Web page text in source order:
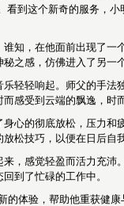
看到这个新奇的服务，
知，在他面前出现了
之感，仿佛进入了另一
轻轻响起。师父的手法
感受到云端的飘逸，时
心的彻底放松，压力
松技巧，以便在日后自
，感觉轻盈而活力充
到了忙碌的工作中。
的体验，帮助他重获健